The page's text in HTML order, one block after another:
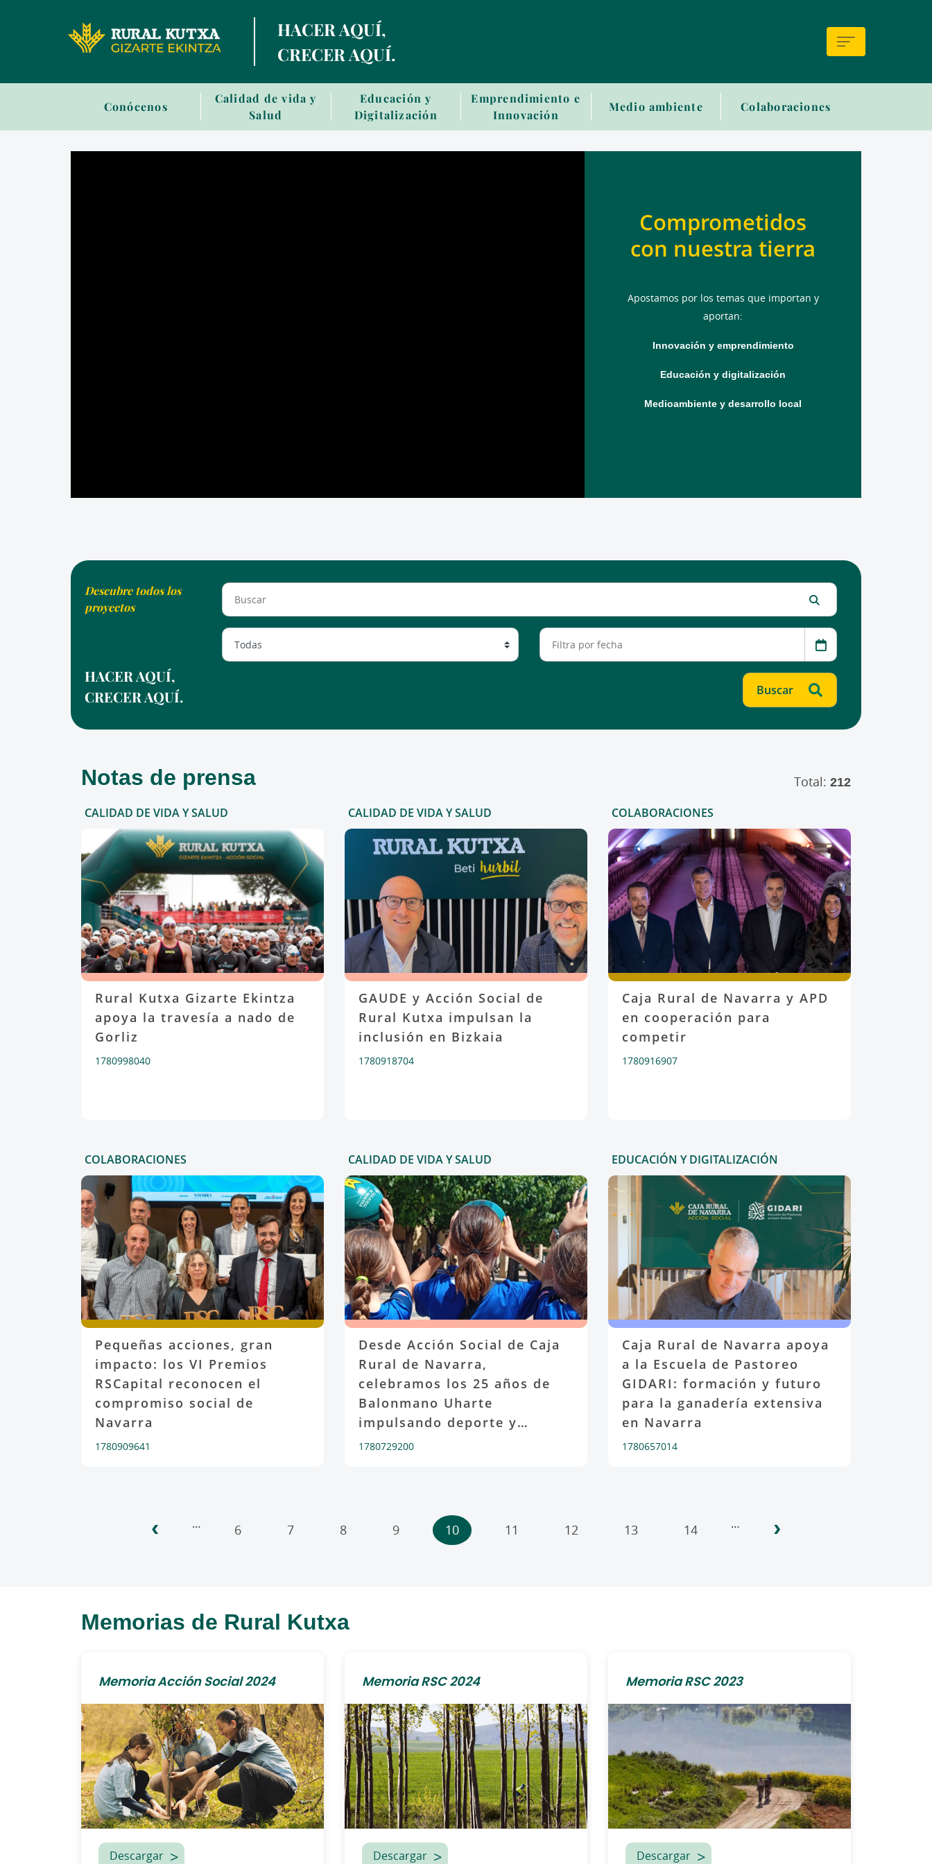
HACER AQUÍ,
CRECER AQUÍ.
de
prensa
Conócenos
Calidad de vida y
Salud
Educación y
Digitalización
Emprendimiento e
Innovación
Medio ambiente Colaboraciones
Comprometidos
con nuestra tierra
Apostamos por los temas que importan y
aportan:
Innovación y emprendimiento
Educación y digitalización
Medioambiente y desarrollo local
Descubre todos los
proyectos
HACER AQUÍ,
CRECER AQUÍ.
Notas de prensa Total: 212
CALIDAD DE VIDA Y SALUD
Rural Kutxa Gizarte Ekintza
apoya la travesía a nado de
Gorliz
1780998040
CALIDAD DE VIDA Y SALUD
GAUDE y Acción Social de
Rural Kutxa impulsan la
inclusión en Bizkaia
1780918704
COLABORACIONES
Caja Rural de Navarra y APD
en cooperación para
competir
1780916907
COLABORACIONES
Pequeñas acciones, gran
impacto: los VI Premios
RSCapital reconocen el
compromiso social de
Navarra
1780909641
CALIDAD DE VIDA Y SALUD
Desde Acción Social de Caja
Rural de Navarra,
celebramos los 25 años de
Balonmano Uharte
impulsando deporte y
comunidad
1780729200
EDUCACIÓN Y DIGITALIZACIÓN
Caja Rural de Navarra apoya
a la Escuela de Pastoreo
GIDARI: formación y futuro
para la ganadería extensiva
en Navarra
1780657014
Paginación
‹ … 6 7 8 9 10 11 12 13 14 … ›
Memorias de Rural Kutxa
Memoria Acción Social 2024
Descargar
Memoria RSC 2024
Descargar
Memoria RSC 2023
Descargar